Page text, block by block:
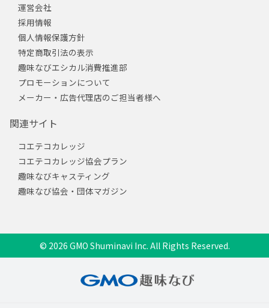
運営会社
採用情報
個人情報保護方針
特定商取引法の表示
趣味なびエシカル消費推進部
プロモーションについて
メーカー・広告代理店のご担当者様へ
関連サイト
コエテコカレッジ
コエテコカレッジ協会プラン
趣味なびキャスティング
趣味なび協会・団体マガジン
© 2026 GMO Shuminavi Inc. All Rights Reserved.